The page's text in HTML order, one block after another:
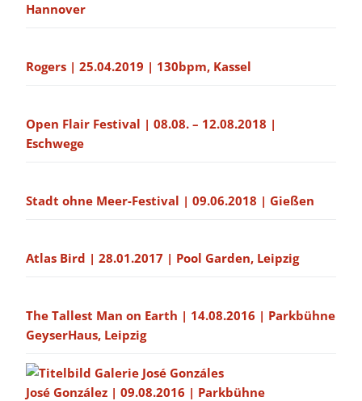
Hannover
Rogers | 25.04.2019 | 130bpm, Kassel
Open Flair Festival | 08.08. – 12.08.2018 |
Eschwege
Stadt ohne Meer-Festival | 09.06.2018 | Gießen
Atlas Bird | 28.01.2017 | Pool Garden, Leipzig
The Tallest Man on Earth | 14.08.2016 | Parkbühne
GeyserHaus, Leipzig
José González | 09.08.2016 | Parkbühne